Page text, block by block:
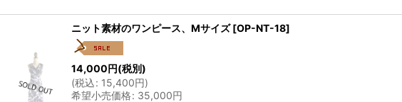
ニット素材のワンピース、Mサイズ [OP-NT-18]
14,000円(税別)
(税込: 15,400円)
希望小売価格: 35,000円